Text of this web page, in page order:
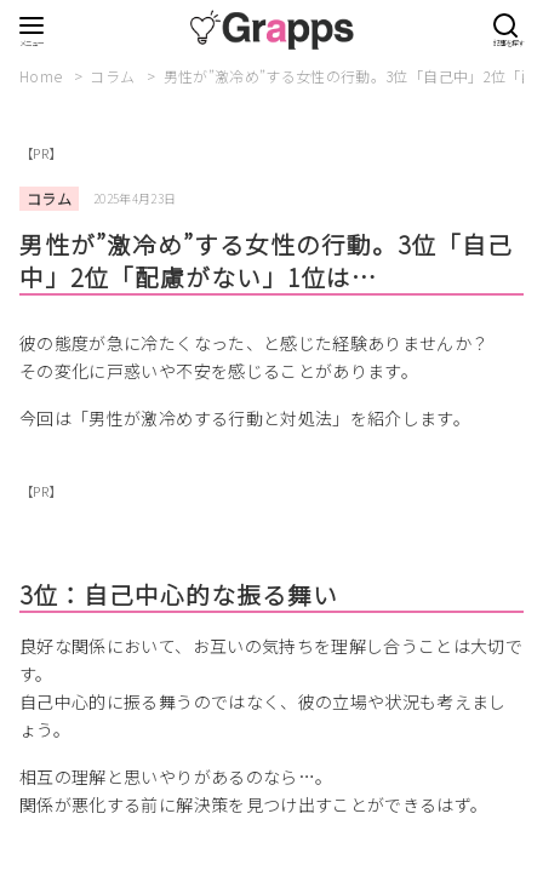
Home コラム 男性が”激冷め”する女性の行動。3位「自己中」2位「
【PR】
コラム 2025年4月23日
男性が”激冷め”する女性の行動。3位「自己
中」2位「配慮がない」1位は…
彼の態度が急に冷たくなった、と感じた経験ありませんか？
その変化に戸惑いや不安を感じることがあります。
今回は「男性が激冷めする行動と対処法」を紹介します。
【PR】
3位：自己中心的な振る舞い
良好な関係において、お互いの気持ちを理解し合うことは大切で
す。
自己中心的に振る舞うのではなく、彼の立場や状況も考えまし
ょう。
相互の理解と思いやりがあるのなら…。
関係が悪化する前に解決策を見つけ出すことができるはず。